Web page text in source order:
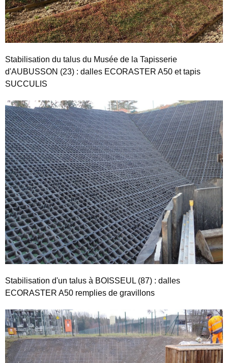
Stabilisation du talus du Musée de la Tapisserie
d'AUBUSSON (23) : dalles ECORASTER A50 et tapis
SUCCULIS
Stabilisation d'un talus à BOISSEUL (87) : dalles
ECORASTER A50 remplies de gravillons